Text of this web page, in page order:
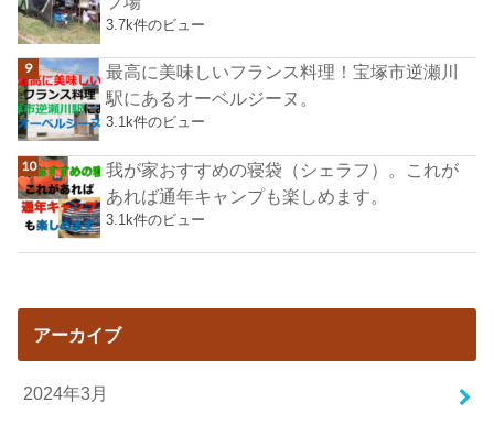
3.7k件のビュー
最高に美味しいフランス料理！宝塚市逆瀬川
駅にあるオーベルジーヌ。
3.1k件のビュー
我が家おすすめの寝袋（シェラフ）。これが
あれば通年キャンプも楽しめます。
3.1k件のビュー
アーカイブ
2024年3月